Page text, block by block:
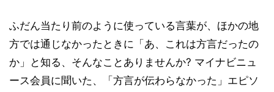
ふだん当たり前のように使っている言葉が、ほかの地
方では通じなかったときに「あ、これは方言だったの
か」と知る、そんなことありませんか? マイナビニュ
ース会員に聞いた、「方言が伝わらなかった」エピソ